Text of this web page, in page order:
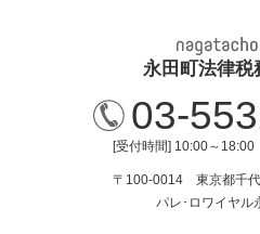
永田町法律税
03-
[受付時間] 10:00～
〒100-0014 東京都千
パレ･ロワイヤル